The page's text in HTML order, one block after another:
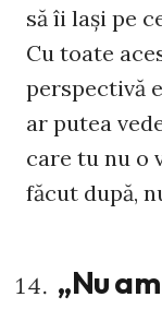
să îi lași pe
Cu toate
perspectivă
ar putea
care tu nu o
făcut după,
„Nu